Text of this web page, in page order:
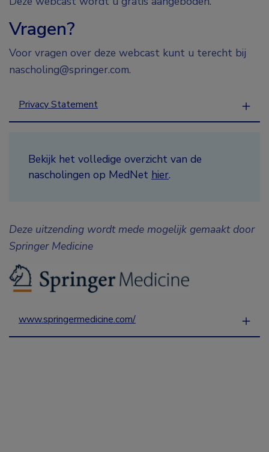
Vragen?
Voor vragen over deze webcast kunt u terecht bij
nascholing@springer.com.
Privacy Statement
Bekijk het volledige overzicht van de
nascholingen op MedNet hier.
Deze uitzending wordt mede mogelijk gemaakt door
Springer Medicine
www.springermedicine.com/